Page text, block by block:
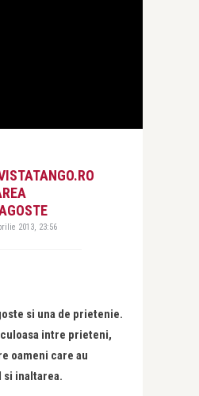
2013, 23:56
si una de prietenie.
intre prieteni,
oameni care au
si inaltarea.